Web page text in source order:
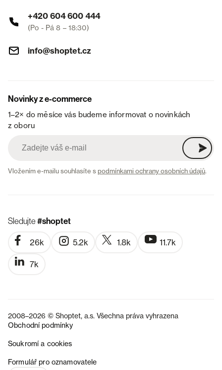
+420 604 600 444
(Po - Pá 8 – 18:30)
info@shoptet.cz
Novinky z e-commerce
1–2× do měsíce vás budeme informovat o novinkách
z oboru
Vložením e-mailu souhlasíte spodmínkami ochrany osobních údajů.
Sledujte#shoptet
26k 5.2k 1.8k 11.7k
7k
2008–2026 © Shoptet, a.s. Všechna práva vyhrazena
Obchodní podmínky
Soukromí a cookies
Formulář pro oznamovatele